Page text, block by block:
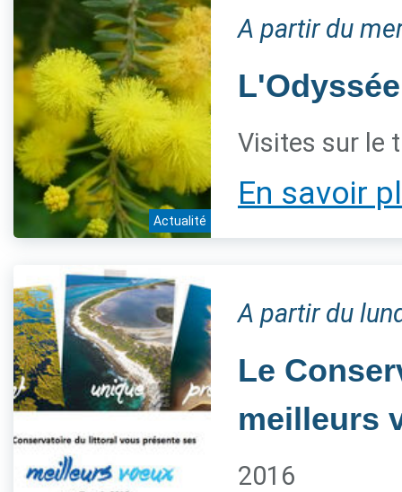
Actualité
A partir du
Visites sur le
En savoir
A partir du
Le
meilleurs
2016